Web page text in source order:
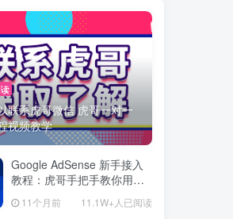
联系虎哥微信 虎哥一对一
视频教学
Google AdSense 新手接入
教程：虎哥手把手教你用网
站赚取美元收入
11个月前 11.1W+人已阅读